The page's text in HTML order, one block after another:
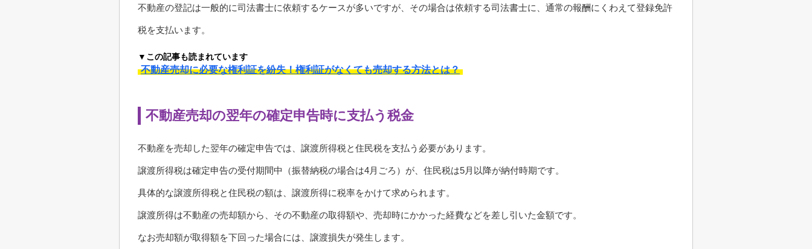
不動産の登記は一般的に司法書士に依頼するケースが多いですが、その場合は依頼する司法書士に、通常の報酬にくわえて登録免許
税を支払います。
▼この記事も読まれています
不動産売却に必要な権利証を紛失！権利証がなくても売却する方法とは？
不動産売却の翌年の確定申告時に支払う税金
不動産を売却した翌年の確定申告では、譲渡所得税と住民税を支払う必要があります。
譲渡所得税は確定申告の受付期間中（振替納税の場合は4月ごろ）が、住民税は5月以降が納付時期です。
具体的な譲渡所得税と住民税の額は、譲渡所得に税率をかけて求められます。
譲渡所得は不動産の売却額から、その不動産の取得額や、売却時にかかった経費などを差し引いた金額です。
なお売却額が取得額を下回った場合には、譲渡損失が発生します。